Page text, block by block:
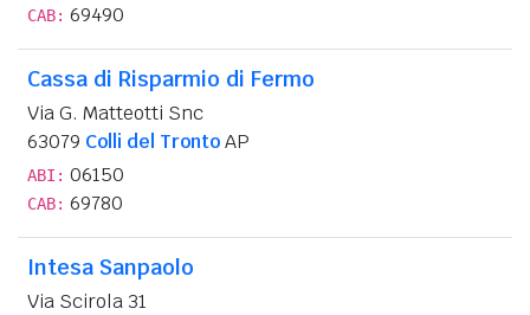
CAB: 69490
Cassa di Risparmio di Fermo
Via G. Matteotti Snc
63079 Colli del TrontoAP
ABI: 06150
CAB: 69780
Intesa Sanpaolo
Via Scirola 31